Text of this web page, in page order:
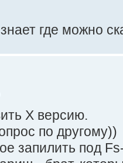
где можно
X версию.
по другому))
запилить под